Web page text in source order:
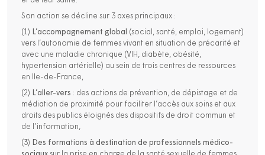
Son action se décline sur 3 axes principaux :
(1) L’accompagnement global
(social, santé, emploi, logement)
vers l’autonomie de femmes vivant en situation de précarité et
avec une maladie chronique (VIH, diabète, obésité,
hypertension artérielle) au sein de trois centres de ressources
en Ile-de-France,
(2) L’aller-vers : des actions de prévention, de dépistage et de
médiation de proximité pour faciliter l’accès aux soins et aux
droits des publics éloignés des dispositifs de droit commun et
de l’information,
(3) Des formations à destination de professionnels médico-